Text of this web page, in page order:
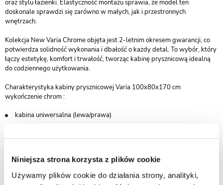
Niniejsza strona korzysta z plików cookie
Używamy plików cookie do działania strony, analityki,
oraz stylu łazienki. Elastyczność montażu sprawia, że model ten
doskonale sprawdzi się zarówno w małych, jak i przestronnych
wnętrzach.
Kolekcja New Varia Chrome objęta jest 2-letnim okresem gwarancji, co
potwierdza solidność wykonania i dbałość o każdy detal. To wybór, który
łączy estetykę, komfort i trwałość, tworząc kabinę prysznicową idealną
do codziennego użytkowania.
Charakterystyka kabiny prysznicowej Varia 100x80x170 cm
wykończenie chrom :
kabina uniwersalna (lewa/prawa)
wysokość 170 cm
do kompletowania z brodzikiem lub bez - możliwy montaż na
posadzce
drzwi dwuelementowe rozsuwane